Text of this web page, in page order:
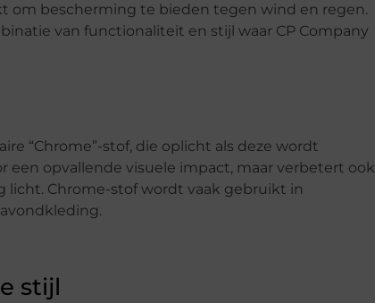
om bescherming te bieden tegen wind en regen.
van functionaliteit en stijl waar CP Company
“Chrome”-stof, die oplicht als deze wordt
een opvallende visuele impact, maar verbetert ook
licht. Chrome-stof wordt vaak gebruikt in
stijl